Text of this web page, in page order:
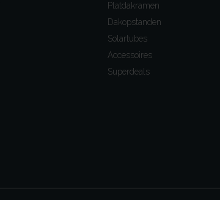
Platdakramen
Dakopstanden
Solartubes
Accessoires
Superdeals